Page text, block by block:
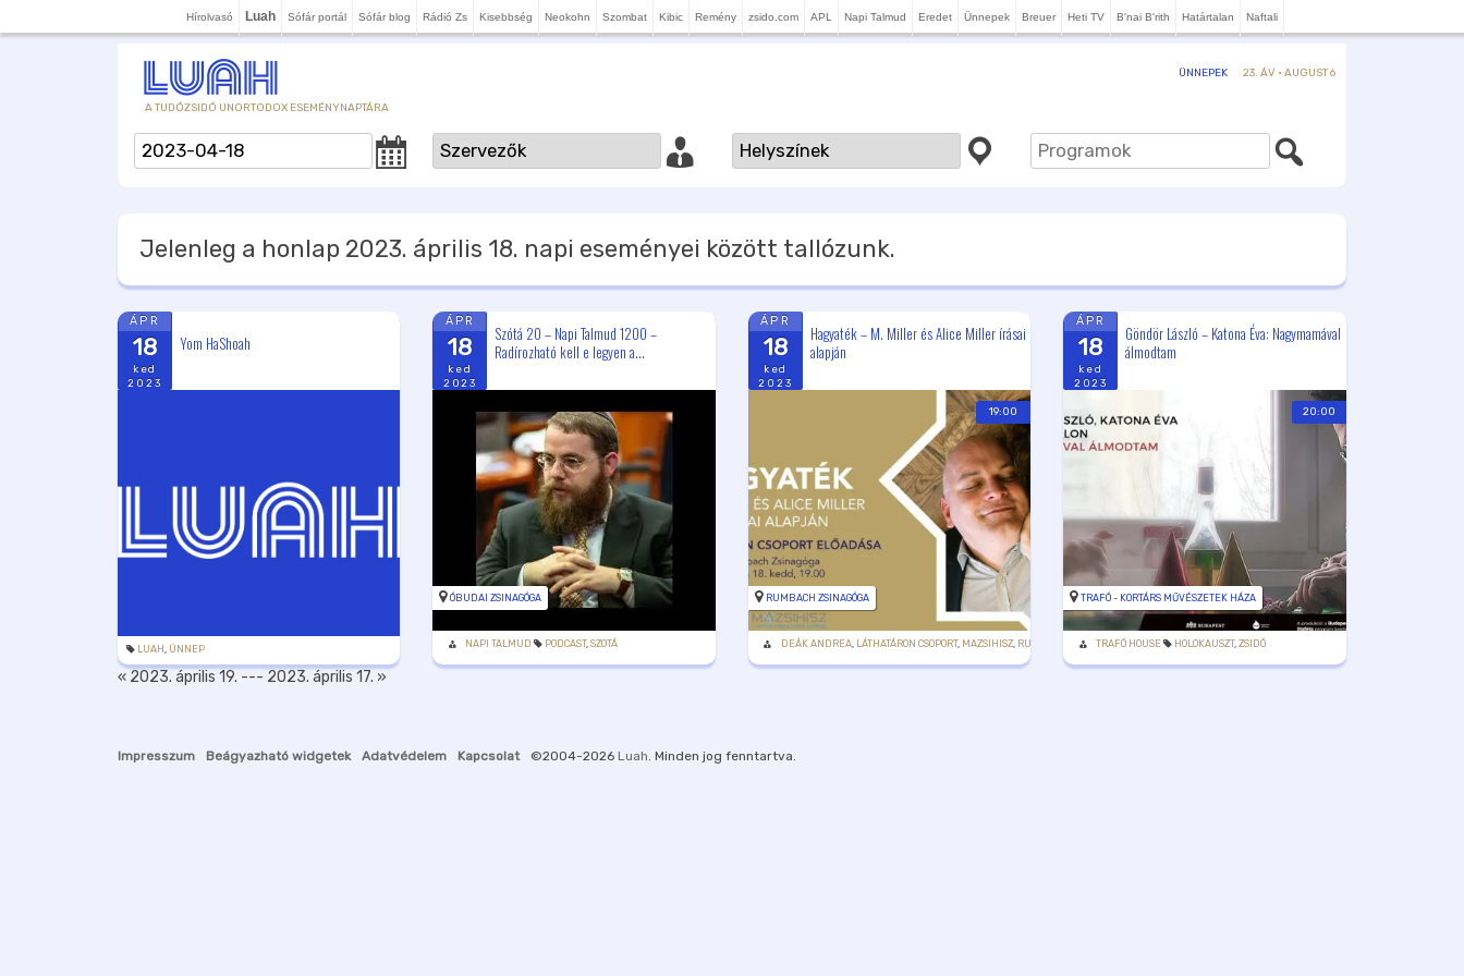
Hírolvasó Luah Sófár portál Sófár blog Rádió Zs Kisebbség Neokohn Szombat Kibic Remény zsido.com APL Napi Talmud Eredet Ünnepek Breuer Heti TV B'nai B'rith Határtalan Naftali
A TUDÓZSIDÓ UNORTODOX ESEMÉNYNAPTÁRA
ÜNNEPEK 23. ÁV · AUGUST 6
Jelenleg a honlap 2023. április 18. napi eseményei között tallózunk.
ÁPR
18
ked
2023
Yom HaShoah
LUAH , ÜNNEP
ÁPR
18
ked
2023
Szótá 20 – Napi Talmud 1200 –
Radírozható kell e legyen a...
ÓBUDAI ZSINAGÓGA
NAPI TALMUD PODCAST,SZOTÁ
ÁPR
18
ked
2023
Hagyaték – M. Miller és Alice Miller írásai
alapján
19:00
RUMBACH ZSINAGÓGA
DEÁK ANDREA, LÁTHATÁRON CSOPORT, MAZSIHISZ, RUMBACH ZSINAGÓGA
ÁPR
18
ked
2023
Göndör László – Katona Éva: Nagymamával
álmodtam
20:00
TRAFÓ - KORTÁRS MŰVÉSZETEK HÁZA
TRAFÓ HOUSE HOLOKAUSZT,ZSIDÓ
« 2023. április 19. --- 2023. április 17. »
Impresszum Beágyazható widgetek Adatvédelem Kapcsolat ©2004-2026 Luah. Minden jog fenntartva.